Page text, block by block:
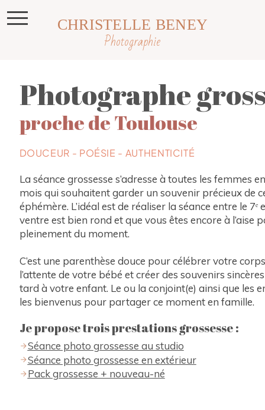
Photographie
CHRISTELLE BENEY
Photographe
proche de Toulouse
DOUCEUR - POÉSIE - AUTHENTICITÉ
La séance grossesse s’adresse à toutes les femmes
mois qui souhaitent garder un souvenir précieux de
éphémère. L’idéal est de réaliser la séance entre le 7ᵉ
ventre est bien rond et que vous êtes encore à l’aise
pleinement du moment.
C’est une parenthèse douce pour célébrer votre
l’attente de votre bébé et créer des souvenirs
tard à votre enfant. Le ou la conjoint(e) ainsi que les
les bienvenus pour partager ce moment en famille.
Je propose trois prestations grossesse :
Séance photo grossesse au studio
Séance photo grossesse en extérieur
Pack grossesse + nouveau-né